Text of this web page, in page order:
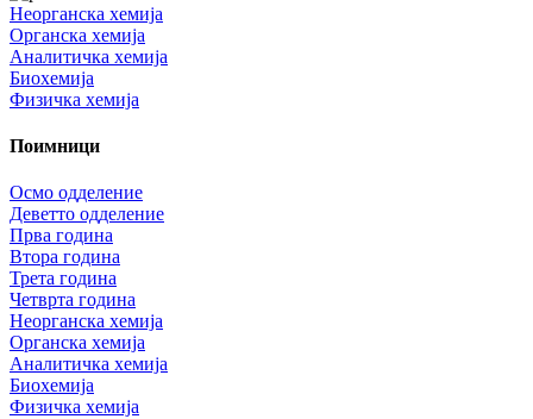
Неорганска хемија
Органска хемија
Аналитичка хемија
Биохемија
Физичка хемија
Поимници
Осмо одделение
Деветто одделение
Прва година
Втора година
Трета година
Четврта година
Неорганска хемија
Органска хемија
Аналитичка хемија
Биохемија
Физичка хемија